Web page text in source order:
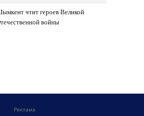
чтит героев Великой
войны
Реклама